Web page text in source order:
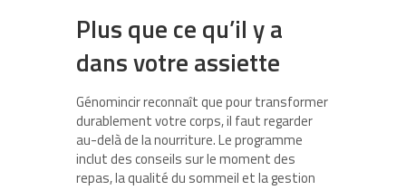
Plus que ce qu’il y a
dans votre assiette
Génomincir reconnaît que pour transformer
durablement votre corps, il faut regarder
au-delà de la nourriture. Le programme
inclut des conseils sur le moment des
repas, la qualité du sommeil et la gestion